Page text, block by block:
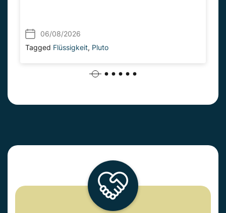
06/08/2026
Tagged Flüssigkeit, Pluto